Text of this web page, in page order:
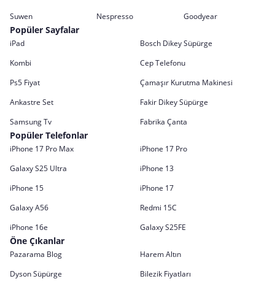
Suwen
Nespresso Goodyear
Popüler Sayfalar
iPad
Bosch Dikey Süpürge
Kombi
Cep Telefonu
Ps5 Fiyat
Çamaşır Kurutma Makinesi
Ankastre Set
Fakir Dikey Süpürge
Samsung Tv
Fabrika Çanta
Popüler Telefonlar
iPhone 17 Pro Max
iPhone 17 Pro
Galaxy S25 Ultra
iPhone 13
iPhone 15
iPhone 17
Galaxy A56
Redmi 15C
iPhone 16e
Galaxy S25FE
Öne Çıkanlar
Pazarama Blog
Harem Altın
Dyson Süpürge
Bilezik Fiyatları